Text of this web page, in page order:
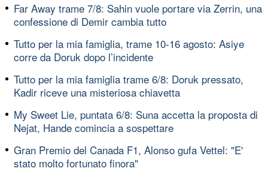
Far Away trame 7/8: Sahin vuole portare via Zerrin, una
confessione di Demir cambia tutto
Tutto per la mia famiglia, trame 10-16 agosto: Asiye
corre da Doruk dopo l’incidente
Tutto per la mia famiglia trame 6/8: Doruk pressato,
Kadir riceve una misteriosa chiavetta
My Sweet Lie, puntata 6/8: Suna accetta la proposta di
Nejat, Hande comincia a sospettare
Gran Premio del Canada F1, Alonso gufa Vettel: "E'
stato molto fortunato finora"